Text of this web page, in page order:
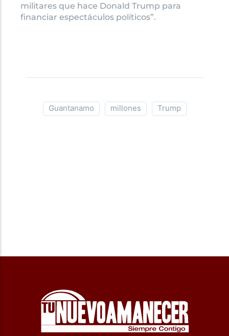
militares que hace Donald Trump para
financiar espectáculos políticos”.
Guantanamo millones Trump